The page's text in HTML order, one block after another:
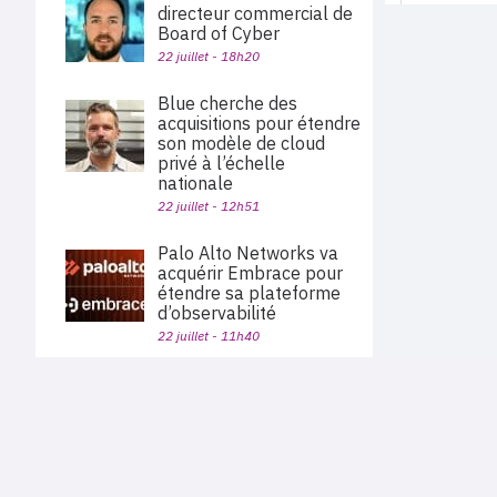
directeur commercial de
Board of Cyber
22 juillet - 18h20
Blue cherche des
acquisitions pour étendre
son modèle de cloud
privé à l’échelle
nationale
22 juillet - 12h51
Palo Alto Networks va
acquérir Embrace pour
étendre sa plateforme
d’observabilité
22 juillet - 11h40